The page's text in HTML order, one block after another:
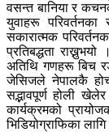
वसन्त बानिया र
युवाहरू
सकारात्मक
प्रतिबद्धता
अतिथि गणहरू बिच
जेसिजले नेपालकै
सद्भावपूर्ण होली
कार्यक्रमको
भिडियोग्राफिका